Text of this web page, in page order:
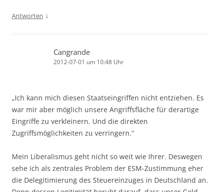
Antworten ↓
Cangrande
2012-07-01 um 10:48 Uhr
„Ich kann mich diesen Staatseingriffen nicht entziehen. Es
war mir aber möglich unsere Angriffsfläche für derartige
Eingriffe zu verkleinern. Und die direkten
Zugriffsmöglichkeiten zu verringern.“
Mein Liberalismus geht nicht so weit wie Ihrer. Deswegen
sehe ich als zentrales Problem der ESM-Zustimmung eher
die Delegitimierung des Steuereinzuges in Deutschland an.